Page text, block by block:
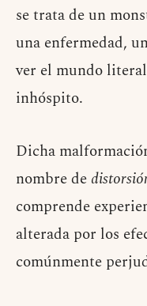
se trata de un
una enfermedad,
ver el mundo
inhóspito.
Dicha
nombre de
comprende
alterada por los
comúnmente